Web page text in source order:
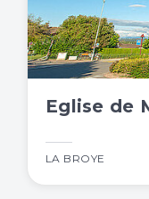
Eglise de
LA BROYE